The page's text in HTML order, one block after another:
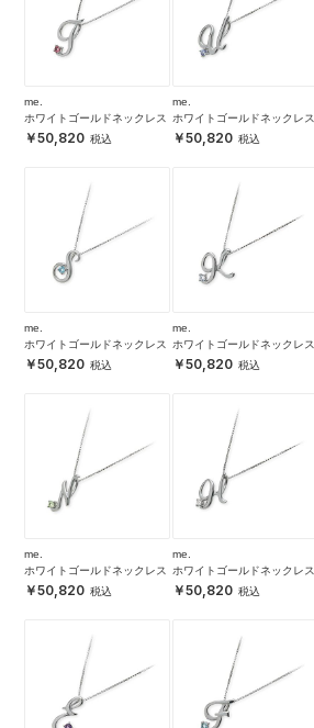
me.
ホワイトゴールドネックレス
50,820
me.
ホワイトゴールドネックレス
50,820
me.
ホワイトゴールドネックレス
50,820
me.
ホワイトゴールドネックレス
50,820
me.
ホワイトゴールドネックレス
50,820
me.
ホワイトゴールドネックレス
50,820